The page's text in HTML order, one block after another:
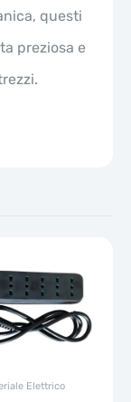
questi
preziosa e
Elettrico